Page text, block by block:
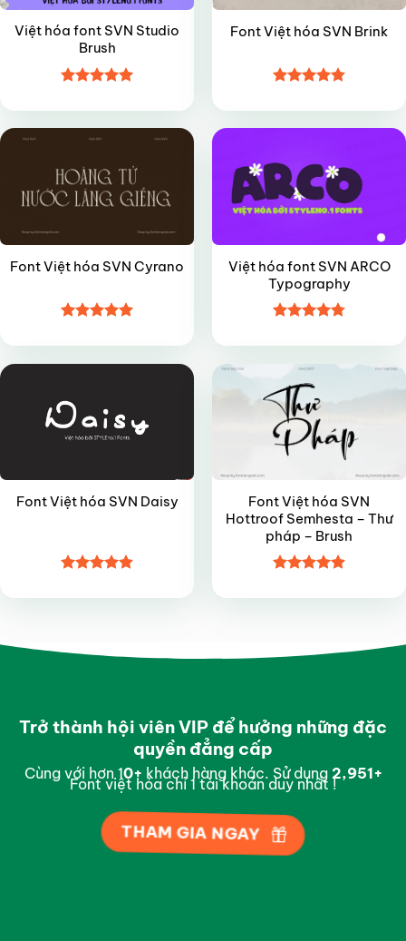
Việt hóa font SVN Studio
Brush
hạng55
sao
Font Việt hóa SVN Brink
hạng4.85
5 sao
Font Việt hóa SVN Cyrano
hạng55
Việt hóa font SVN ARCO
Typography
hạng4.85
Font Việt hóa SVN Daisy
hạng4.85
Font Việt hóa SVN
Hottroof Semhesta – Thư
pháp – Brush
hạng4.95
Trở thành hội viên VIP để hưởng những đặc
quyền đẳng cấp
Cùng với hơn 10+khách hàng khác. Sử dụng 2,996+
Font việt hóa chỉ 1 tài khoản duy nhất !
THAM GIA NGAY